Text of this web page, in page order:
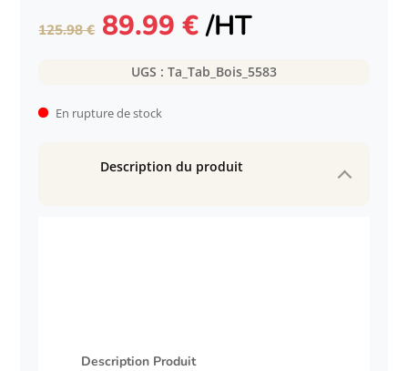
125.98€ Le
prix
initial
était :
125.98 €.
89.99€Le
prix
actuel
est :
/HT
UGS : Ta_Tab_Bois_5583
En rupture de stock
Description du produit
Description Produit